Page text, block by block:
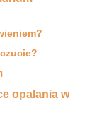
opalania w